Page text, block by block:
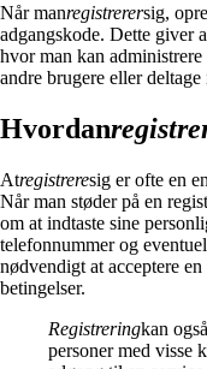
Når manregistrerersig,
adgangskode. Dette giver
hvor man kan
andre brugere eller
Hvordan
Atregistreresig er ofte en
Når man støder på en
om at indtaste sine
telefonnummer og
nødvendigt at acceptere
betingelser.
Registreringkan
personer med visse